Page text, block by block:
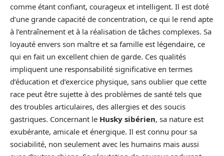
comme étant confiant, courageux et intelligent. Il est doté
d’une grande capacité de concentration, ce qui le rend apte
à l’entraînement et à la réalisation de tâches complexes. Sa
loyauté envers son maître et sa famille est légendaire, ce
qui en fait un excellent chien de garde. Ces qualités
impliquent une responsabilité significative en termes
d’éducation et d’exercice physique, sans oublier que cette
race peut être sujette à des problèmes de santé tels que
des troubles articulaires, des allergies et des soucis
gastriques. Concernant le Husky sibérien, sa nature est
exubérante, amicale et énergique. Il est connu pour sa
sociabilité, non seulement avec les humains mais aussi